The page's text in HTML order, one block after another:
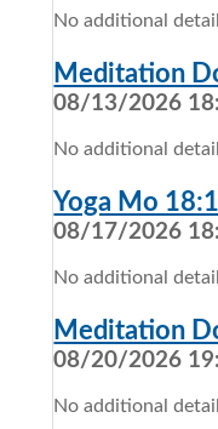
No additional
Meditation
08/13/2026
No additional
Yoga Mo
08/17/2026
No additional
Meditation
08/20/2026
No additional